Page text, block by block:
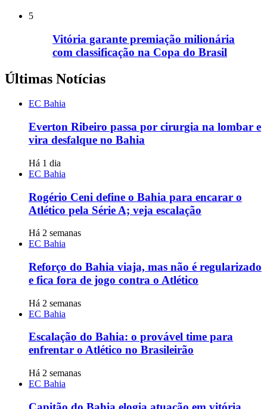
5
Vitória garante premiação milionária
com classificação na Copa do Brasil
Últimas Notícias
EC Bahia
Everton Ribeiro passa por cirurgia na lombar e
vira desfalque no Bahia
Há 1 dia
EC Bahia
Rogério Ceni define o Bahia para encarar o
Atlético pela Série A; veja escalação
Há 2 semanas
EC Bahia
Reforço do Bahia viaja, mas não é regularizado
e fica fora de jogo contra o Atlético
Há 2 semanas
EC Bahia
Escalação do Bahia: o provável time para
enfrentar o Atlético no Brasileirão
Há 2 semanas
EC Bahia